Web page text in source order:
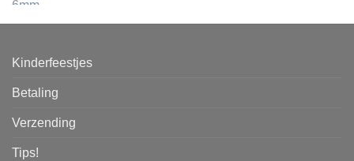
Kinderfeestjes
Betaling
Verzending
Tips!